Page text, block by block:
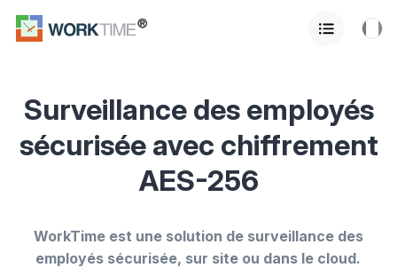
Surveillance des employés
sécurisée avec chiffrement
AES-256
WorkTime est une solution de surveillance des
employés sécurisée, sur site ou dans le cloud.